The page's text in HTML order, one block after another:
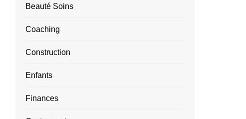
Beauté Soins
Coaching
Construction
Enfants
Finances